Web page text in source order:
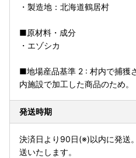
・製造地：北海道鶴居村
■原材料・成分
・エゾシカ
■地場産品基準 2 : 村内で捕獲
内施設で加工した商品のため。
発送時期
決済日より90日(※)以内に発送
送いたします。